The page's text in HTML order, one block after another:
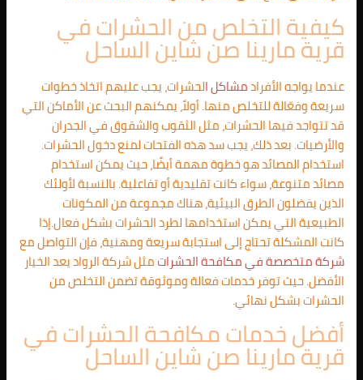
كيفية التخلص من الحشرات في
قرية مارينا صن شاين الساحل
عندما يواجه الأفرادمشاكل الحشرات، يجب عليهم اتخاذ خطوات
سريعة وفعّالة للتخلص منها. أولاً، يمكنهم البحث عن الأماكن التي
قد تتواجد فيها الحشرات، مثل الثقوب والشقوق في الجدران
والأرضيات. بعد ذلك، يجب سد هذه الفتحات لمنع دخول الحشرات.
استخدام المصائد هو خطوة مهمة أيضًا، حيث يمكن استخدام
مصائد متنوعة، سواء كانت تقليدية أو تفاعلية. بالنسبة لأولئك
الذين يفضلون الطرق البيئية، هناك مجموعة من المكونات
الطبيعية التي يمكن استخدامها لطرد الحشرات بشكل فعال.إذا
كانت المشكلة تحتاج إلى استجابة سريعة ومهنية، فإن التواصل مع
شركة متخصصة في مكافحة الحشراتمثل شركة الرواد يعد الخيار
الأفضل. حيث توفر خدمات فعالة وموثوقة تضمن التخلص من
الحشرات بشكل نهائي.
أفضل خدمات مكافحة الحشرات في
قرية مارينا صن شاين الساحل